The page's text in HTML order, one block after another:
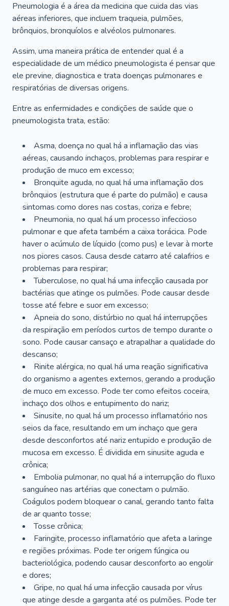
Pneumologia é a área da medicina que cuida das vias
aéreas inferiores, que incluem traqueia, pulmões,
brônquios, bronquíolos e alvéolos pulmonares.
Assim, uma maneira prática de entender qual é a
especialidade de um médico pneumologista é pensar que
ele previne, diagnostica e trata doenças pulmonares e
respiratórias de diversas origens.
Entre as enfermidades e condições de saúde que o
pneumologista trata, estão:
Asma, doença no qual há a inflamação das vias
aéreas, causando inchaços, problemas para respirar e
produção de muco em excesso;
Bronquite aguda, no qual há uma inflamação dos
brônquios (estrutura que é parte do pulmão) e causa
sintomas como dores nas costas, coriza e febre;
Pneumonia, no qual há um processo infeccioso
pulmonar e que afeta também a caixa torácica. Pode
haver o acúmulo de líquido (como pus) e levar à morte
nos piores casos. Causa desde catarro até calafrios e
problemas para respirar;
Tuberculose, no qual há uma infecção causada por
bactérias que atinge os pulmões. Pode causar desde
tosse até febre e suor em excesso;
Apneia do sono, distúrbio no qual há interrupções
da respiração em períodos curtos de tempo durante o
sono. Pode causar cansaço e atrapalhar a qualidade do
descanso;
Rinite alérgica, no qual há uma reação significativa
do organismo a agentes externos, gerando a produção
de muco em excesso. Pode ter como efeitos coceira,
inchaço dos olhos e entupimento do nariz;
Sinusite, no qual há um processo inflamatório nos
seios da face, resultando em um inchaço que gera
desde desconfortos até nariz entupido e produção de
mucosa em excesso. É dividida em sinusite aguda e
crônica;
Embolia pulmonar, no qual há a interrupção do fluxo
sanguíneo nas artérias que conectam o pulmão.
Coágulos podem bloquear o canal, gerando tanto falta
de ar quanto tosse;
Tosse crônica;
Faringite, processo inflamatório que afeta a laringe
e regiões próximas. Pode ter origem fúngica ou
bacteriológica, podendo causar desconforto ao engolir
e dores;
Gripe, no qual há uma infecção causada por vírus
que atinge desde a garganta até os pulmões. Pode ter